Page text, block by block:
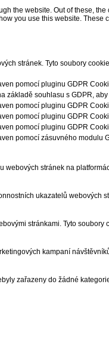
the website. Out of these,
you use this website.
stránek. Tyto soubory
pomocí pluginu GDPR
základě souhlasu s GDPR,
pomocí pluginu GDPR
pomocí pluginu GDPR
pomocí pluginu GDPR
pomocí zásuvného
stránek na
ukazatelů webových
stránkami. Tyto
kampaní
zařazeny do žádné